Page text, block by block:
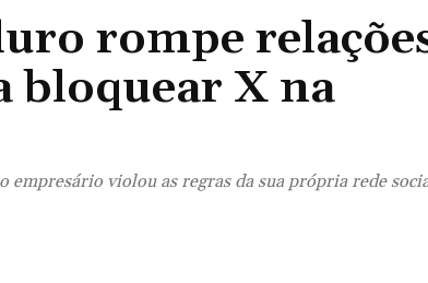
rompe
bloquear X na
violou as regras da sua própria rede